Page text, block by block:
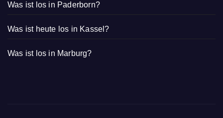
Was ist los in Paderborn?
Was ist heute los in Kassel?